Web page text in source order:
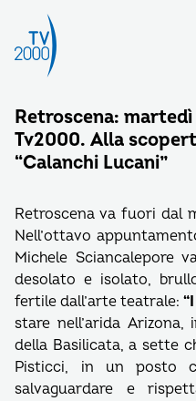
Retroscena:
Tv2000. Alla
“Calanchi Lucani”
Retroscena va fuori dal
Nell’ottavo
Michele Sciancalepore
desolato e isolato,
fertile dall’arte teatrale:
stare nell’arida Arizona,
della Basilicata, a sette
Pisticci, in un posto
salvaguardare e